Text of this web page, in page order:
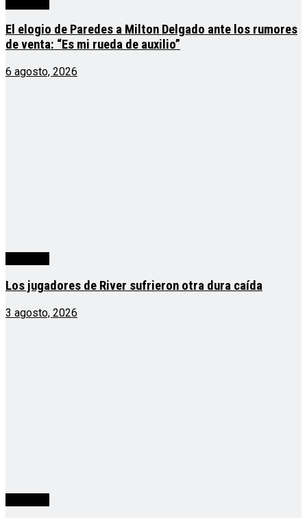
El elogio de Paredes a Milton Delgado ante los rumores
de venta: “Es mi rueda de auxilio”
6 agosto, 2026
Los jugadores de River sufrieron otra dura caída
3 agosto, 2026